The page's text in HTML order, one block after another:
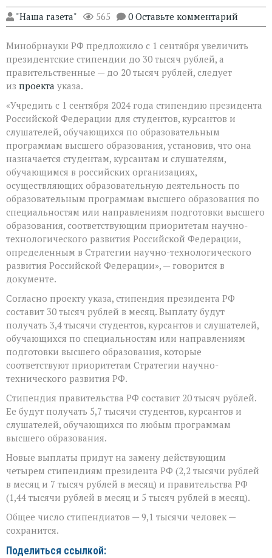
"Наша газета" 565 0 Оставьте комментарий
Минобрнауки РФ предложило с 1 сентября увеличить
президентские стипендии до 30 тысяч рублей, а
правительственные — до 20 тысяч рублей, следует
из проекта указа.
«Учредить с 1 сентября 2024 года стипендию президента
Российской Федерации для студентов, курсантов и
слушателей, обучающихся по образовательным
программам высшего образования, установив, что она
назначается студентам, курсантам и слушателям,
обучающимся в российских организациях,
осуществляющих образовательную деятельность по
образовательным программам высшего образования по
специальностям или направлениям подготовки высшего
образования, соответствующим приоритетам научно-
технологического развития Российской Федерации,
определенным в Стратегии научно-технологического
развития Российской Федерации», — говорится в
документе.
Согласно проекту указа, стипендия президента РФ
составит 30 тысяч рублей в месяц. Выплату будут
получать 3,4 тысячи студентов, курсантов и слушателей,
обучающихся по специальностям или направлениям
подготовки высшего образования, которые
соответствуют приоритетам Стратегии научно-
технического развития РФ.
Стипендия правительства РФ составит 20 тысяч рублей.
Ее будут получать 5,7 тысячи студентов, курсантов и
слушателей, обучающихся по любым программам
высшего образования.
Новые выплаты придут на замену действующим
четырем стипендиям президента РФ (2,2 тысячи рублей
в месяц и 7 тысяч рублей в месяц) и правительства РФ
(1,44 тысячи рублей в месяц и 5 тысяч рублей в месяц).
Общее число стипендиатов — 9,1 тысячи человек —
сохранится.
Поделиться ссылкой: